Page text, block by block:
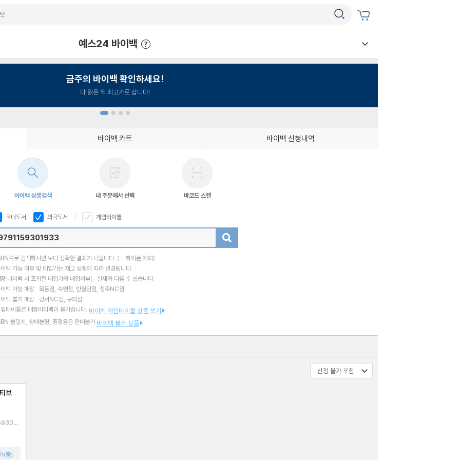
예스24 바이백
금주의 바이백 확인하세요!
다 읽은 책 최고가로 삽니다!
바이백 카트 바이백 신청내역
바이백 상품검색 내 주문에서 선택 바코드 스캔
국내도서 외국도서 게임타이틀
으로 검색하시면 보다 정확한 결과가 나옵니다. ( - 하이픈 제외)
백 가능 여부 및 매입가는 재고 상황에 따라 변경됩니다.
바이백 시 조회한 매입가와 매입여부는 실제와 다를 수 있습니다.
백 가능 매장 : 목동점, 수영점, 반월당점, 청주NC점
백 불가 매장 : 강서NC점, 구의점
타이틀은 매장바이백이 불가합니다. 바이백 게임타이틀 상품 보기
불일치, 상태불량, 증정용은 판매불가 바이백 불가 상품
브
(중)